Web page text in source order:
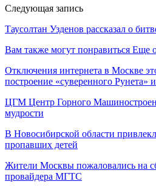
Следующая запись
Таусолтан Узденов рассказал о
Вам также могут понравиться Еще
Отключения интернета в Москве
построение «суверенного Рунета»
ЦГМ Центр Горного
мудрости
В Новосибирской области
пропавших детей
Жители Москвы пожаловались на
провайдера МГТС